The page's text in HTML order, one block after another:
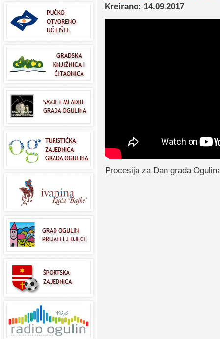
Kreirano: 14.09.2017
Procesija za Dan grada